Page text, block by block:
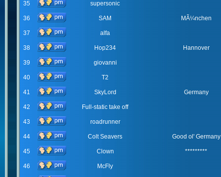
35 supersonic
36 SAM MÃ¼nchen
37 alfa
38 Hop234 Hannover
39 giovanni
40 T2
41 SkyLord Germany
42 Full-static take off
43 roadrunner
44 Colt Seavers Good ol' Germany
45 Clown *********
46 McFly